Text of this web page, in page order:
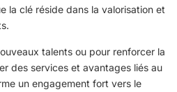
la clé réside dans la valorisation et
talents ou pour renforcer la
des services et avantages liés au
un engagement fort vers le